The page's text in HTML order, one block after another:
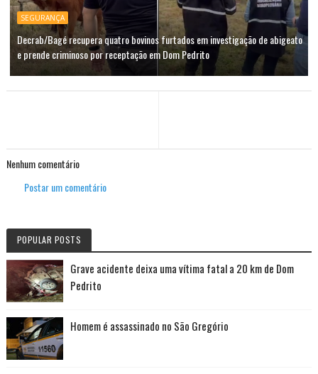
SEGURANÇA
Decrab/Bagé recupera quatro bovinos furtados em investigação de abigeato
e prende criminoso por receptação em Dom Pedrito
Nenhum comentário
Postar um comentário
POPULAR POSTS
Grave acidente deixa uma vítima fatal a 20 km de Dom
Pedrito
Homem é assassinado no São Gregório